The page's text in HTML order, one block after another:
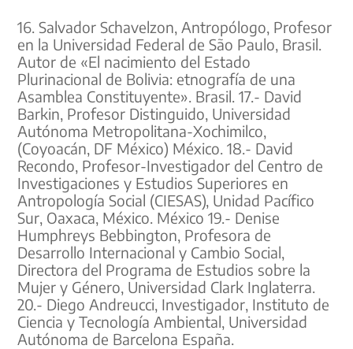
16. Salvador Schavelzon, Antropólogo, Profesor
en la Universidad Federal de São Paulo, Brasil.
Autor de «El nacimiento del Estado
Plurinacional de Bolivia: etnografía de una
Asamblea Constituyente». Brasil. 17.- David
Barkin, Profesor Distinguido, Universidad
Autónoma Metropolitana-Xochimilco,
(Coyoacán, DF México) México. 18.- David
Recondo, Profesor-Investigador del Centro de
Investigaciones y Estudios Superiores en
Antropología Social (CIESAS), Unidad Pacífico
Sur, Oaxaca, México. México 19.- Denise
Humphreys Bebbington, Profesora de
Desarrollo Internacional y Cambio Social,
Directora del Programa de Estudios sobre la
Mujer y Género, Universidad Clark Inglaterra.
20.- Diego Andreucci, Investigador, Instituto de
Ciencia y Tecnología Ambiental, Universidad
Autónoma de Barcelona España.